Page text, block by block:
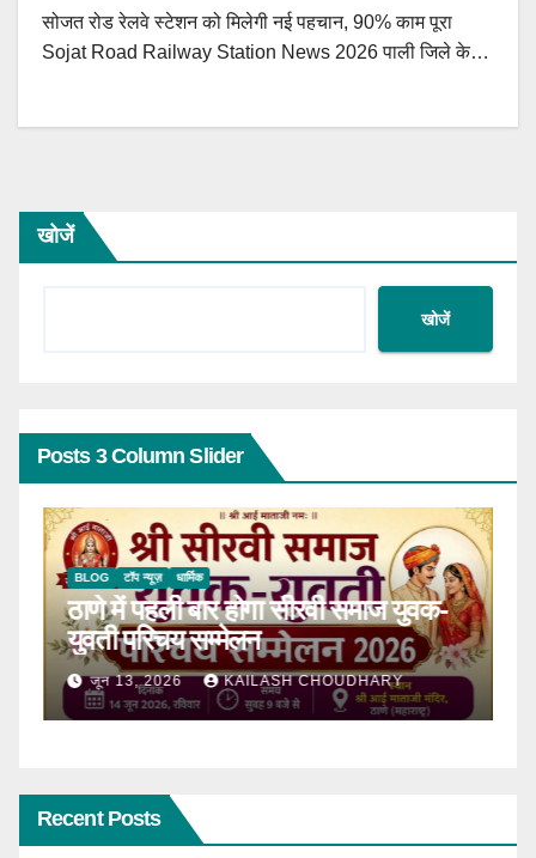
सोजत रोड रेलवे स्टेशन को मिलेगी नई पहचान, 90% काम पूरा
Sojat Road Railway Station News 2026 पाली जिले के…
खोजें
खोजें
Posts 3 Column Slider
BLOG टॉप न्यूज़ धार्मिक
ठाणे में पहली बार होगा सीरवी समाज युवक-
युवती परिचय सम्मेलन
जून 13, 2026 KAILASH CHOUDHARY
Recent Posts